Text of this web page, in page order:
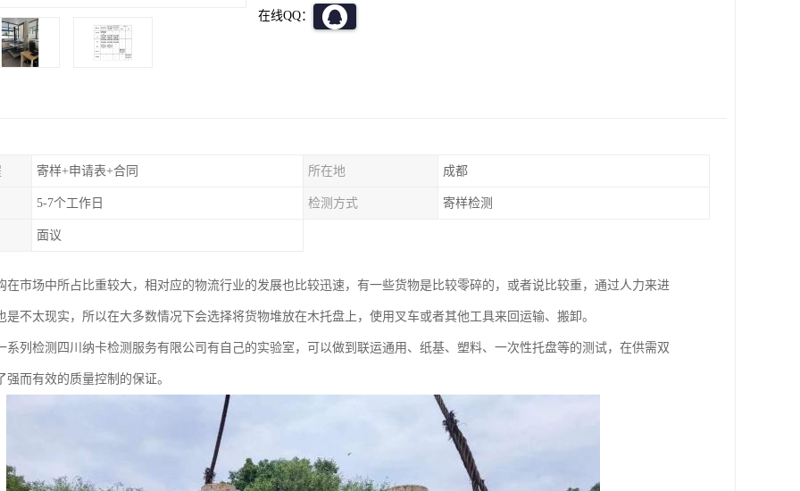
在线QQ：
寄样+申请表+合同 所在地 成都
5-7个工作日 检测方式 寄样检测
面议
在市场中所占比重较大，相对应的物流行业的发展也比较迅速，有一些货物是比较零碎的，或者说比较重，通过人力来进
是不太现实，所以在大多数情况下会选择将货物堆放在木托盘上，使用叉车或者其他工具来回运输、搬卸。
系列检测四川纳卡检测服务有限公司有自己的实验室，可以做到联运通用、纸基、塑料、一次性托盘等的测试，在供需双
强而有效的质量控制的保证。